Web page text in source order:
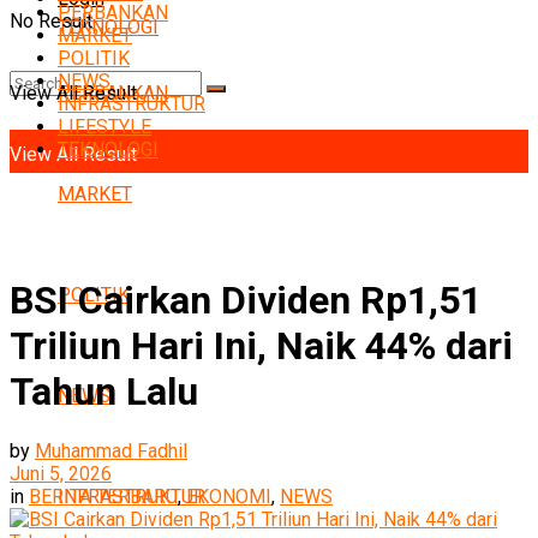
TEKNOLOGI
No Result
View All Result
PERBANKAN
MARKET
POLITIK
NEWS
INFRASTRUKTUR
No Result
View All Result
PERBANKAN
MARKET
POLITIK
NEWS
INFRASTRUKTUR
LIFESTYLE
TEKNOLOGI
BSI Cairkan Dividen Rp1,51
Triliun Hari Ini, Naik 44% dari
Tahun Lalu
by Muhammad Fadhil
Juni 5, 2026
in BERITA TERBARU,EKONOMI , NEWS